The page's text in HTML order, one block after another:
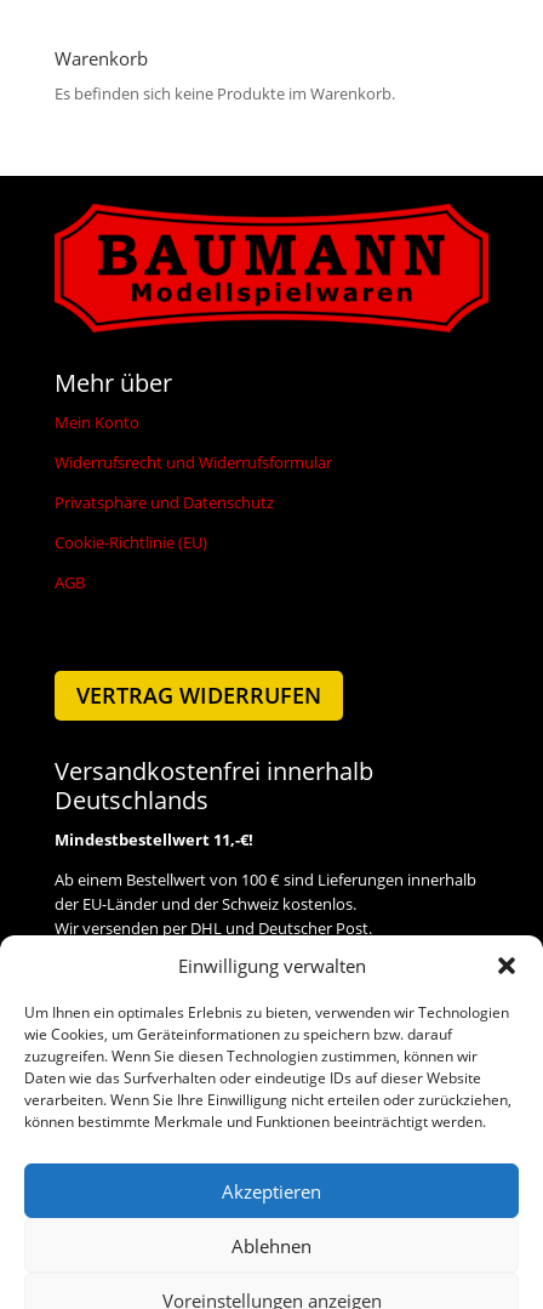
Einwilligung verwalten
Um Ihnen ein optimales Erlebnis zu bieten, verwenden wir Technologien
wie Cookies, um Geräteinformationen zu speichern bzw. darauf
zuzugreifen. Wenn Sie diesen Technologien zustimmen, können wir
Daten wie das Surfverhalten oder eindeutige IDs auf dieser Website
verarbeiten. Wenn Sie Ihre Einwilligung nicht erteilen oder zurückziehen,
können bestimmte Merkmale und Funktionen beeinträchtigt werden.
Akzeptieren
Ablehnen
Voreinstellungen anzeigen
Warenkorb
Es befinden sich keine Produkte im Warenkorb.
Mehr über
Mein Konto
Widerrufsrecht und Widerrufsformular
Privatsphäre und Datenschutz
Cookie-Richtlinie (EU)
AGB
VERTRAG WIDERRUFEN
Versandkostenfrei innerhalb
Deutschlands
Mindestbestellwert 11,-€!
Ab einem Bestellwert von 100 € sind Lieferungen innerhalb
der EU-Länder und der Schweiz kostenlos.
Wir versenden per DHL und Deutscher Post.
Versand
Zahlung
Baumann Modellspielwaren
Telefon (0 91 61) 33 84